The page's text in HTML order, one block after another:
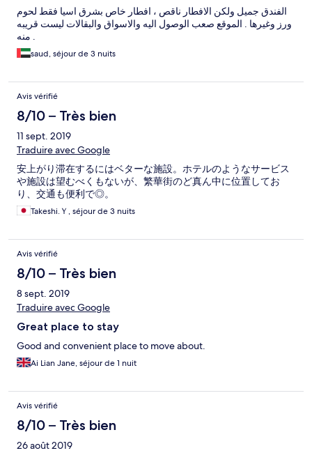
الفندق جميل ولكن الافطار ناقص ، افطار خاص بشرق اسيا فقط لحوم
ورز وغيرها . الموقع صعب الوصول اليه والاسواق والبقالات ليست قريبه
منه .
saud, séjour de 3 nuits
Avis vérifié
8/10 – Très bien
11 sept. 2019
Traduire avec Google
安上がり滞在するにはベターな施設。ホテルのようなサービス
や施設は望むべくもないが、繁華街のど真ん中に位置してお
り、交通も便利で◎。
Takeshi.Ｙ, séjour de 3 nuits
Avis vérifié
8/10 – Très bien
8 sept. 2019
Traduire avec Google
Great place to stay
Good and convenient place to move about.
Ai Lian Jane, séjour de 1 nuit
Avis vérifié
8/10 – Très bien
26 août 2019